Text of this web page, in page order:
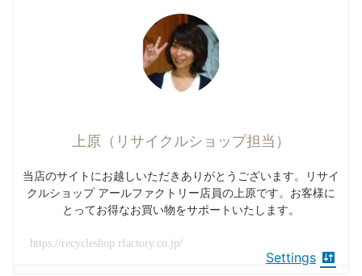
上原（リサイクルショップ担当）
当店のサイトにお越しいただきありがとうございます。リサイ
クルショップ アールファクトリー店員の上原です。お客様に
とってお得なお買い物をサポートいたします。
https://recycleshop.rfactory.co.jp/
Settings